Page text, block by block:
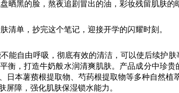
黑的脸，熬夜追剧冒出的油，彩妆残留肌肤的
单，抄完这个笔记，迎接开学的闪耀时刻。
自由呼吸，彻底有效的清洁，可以使后续护肤
衡，打造牛奶般水润清爽肌肤。产品成分中珍
日本薯蓣根提取物、芍药根提取物等多种自然
障，强化肌肤保湿锁水能力。